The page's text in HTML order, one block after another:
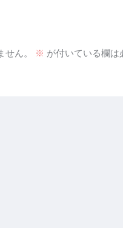
ん。 ※ が付いている欄は